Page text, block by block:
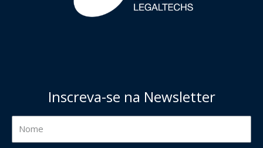
Inscreva-se na Newsletter